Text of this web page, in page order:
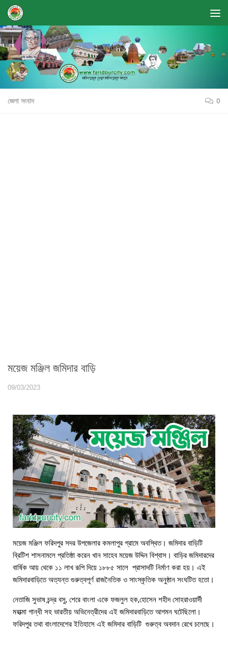
Skip to content
জেলা সংবাদ 0
ময়েজ মঞ্জিল জমিদার বাড়ি
09/03/2023
ময়েজ মঞ্জিল ফরিদপুর সদর উপজেলার কমলাপুর গ্রামে অবস্থিত। জমিদার বাড়িটি
ব্রিটিশ শাসনামলে প্রতিষ্ঠা করেন খান সাহেব ময়েজ উদ্দিন বিশ্বাস। বাড়ির জমিদারদের
বার্ষিক আয় থেকে ১১ লাখ রূপি দিয়ে ১৮৮৫ সালে প্রাসাদটি নির্মাণ করা হয়। এই
জমিদারবাড়িতে অত্যন্ত গুরুত্বপূর্ণ রাজনৈতিক ও সাংস্কৃতিক অনুষ্ঠান সংঘটিত হতো।
নেতাজি সুভাষ চন্দ্র বসু, শেরে বাংলা একে ফজলুল হক,হোসেন শহীদ সোহরাওয়ার্দী
মহাত্মা গান্ধী সহ ভারতীয় অভিনেত্রীদের এই জমিদারবাড়িতে আগমন ঘটেছিলো।
ফরিদপুর তথা বাংলাদেশের ইতিহাসে এই জমিদার বাড়িটি গুরুত্ব অবদান রেখে চলেছে।